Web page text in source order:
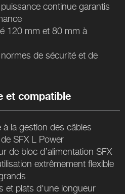
continue garantis
120 mm et 80 mm à
de sécurité et de
et compatible
la gestion des câbles
SFX L Power
de bloc d’alimentation SFX
extrêmement flexible
et plats d'une longueur